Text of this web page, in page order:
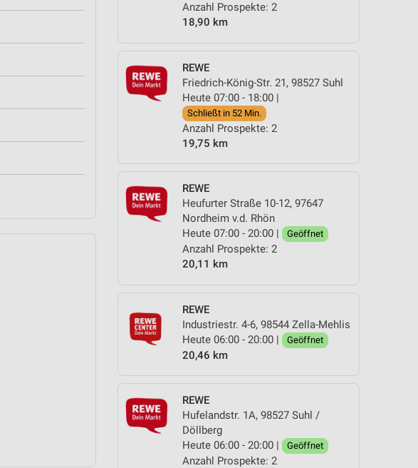
Anzahl Prospekte: 2
18,90 km
REWE
Friedrich-König-Str. 21, 98527 Suhl
Heute 07:00 - 18:00 |
Schließt in 52 Min.
Anzahl Prospekte: 2
19,75 km
REWE
Heufurter Straße 10-12, 97647
Nordheim v.d. Rhön
Heute 07:00 - 20:00 |
Geöffnet
Anzahl Prospekte: 2
20,11 km
REWE
Industriestr. 4-6, 98544 Zella-Mehlis
Heute 06:00 - 20:00 |
Geöffnet
20,46 km
REWE
Hufelandstr. 1A, 98527 Suhl /
Döllberg
Heute 06:00 - 20:00 |
Geöffnet
Anzahl Prospekte: 2